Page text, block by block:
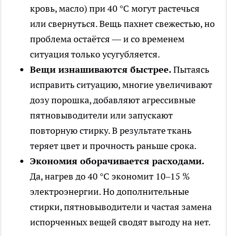
кровь, масло) при 40 °C могут растечься
или свернуться. Вещь пахнет свежестью, но
проблема остаётся — и со временем
ситуация только усугубляется.
Вещи изнашиваются быстрее.Пытаясь
исправить ситуацию, многие увеличивают
дозу порошка, добавляют агрессивные
пятновыводители или запускают
повторную стирку. В результате ткань
теряет цвет и прочность раньше срока.
Экономия оборачивается расходами.
Да, нагрев до 40 °C экономит 10–15 %
электроэнергии. Но дополнительные
стирки, пятновыводители и частая замена
испорченных вещей сводят выгоду на нет.